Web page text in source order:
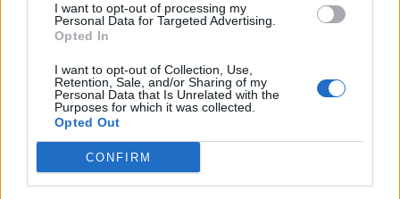
I want to opt-out of processing my
Personal Data for Targeted Advertising.
Opted In
I want to opt-out of Collection, Use,
Retention, Sale, and/or Sharing of my
Personal Data that Is Unrelated with the
Purposes for which it was collected.
Opted Out
CONFIRM